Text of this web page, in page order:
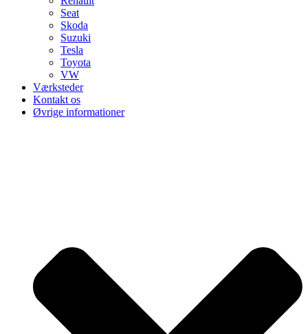
Seat
Skoda
Suzuki
Tesla
Toyota
VW
Værksteder
Kontakt os
Øvrige informationer